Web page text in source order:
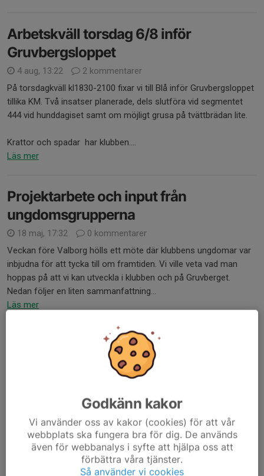
Arbetskväll torsdag 6/8 inför
Gruvbergsloppet
4 aug, 13:22
2 kommentarer
På torsdagkväll kl1830-2100 fixar vi till Blå inför Gruvbergsloppet
tillika KM. Två insatser planerade, dels slutföra vid segmentet
444 vid hunddagiset samt om möjligt grusa på tvättbrädan lite.
Krattor och spadar har klubben....
Läs mer
Projektarbete och input från
ungdomsgrupperna
18 maj, 17:32
0 kommentarer
Veckan före Valborg hölls ett möte där klubbens ungdomar var
inbjudna för att tycka till om framtiden. Vi ville veta vad man
hoppas på att vi kan utveckla i klubben och på Gruvberget.
Nedan följer en liten sammanfattning...
Läs mer
Cyklingen är igång
2 kommentarer
Lite information om uppstart av cyklingen.
Söndagsturens körschema är uppdaterat. Vi kör igång, men som
vi vet kan de tidiga turerna kortas beroende på aprilväder!
Vi håller på med att få till ungdomsverksamheten och...
Godkänn kakor
Vi använder oss av kakor (cookies) för att vår
webbplats ska fungera bra för dig. De används
även för webbanalys i syfte att hjälpa oss att
förbättra våra tjänster.
Så använder vi cookies